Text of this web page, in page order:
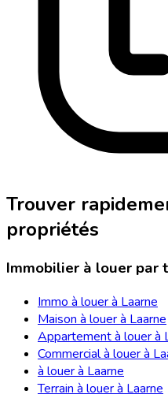
Trouver
propriétés
Immobilier à louer par
Immo à louer à Laarne
Maison à louer à Laarne
Appartement à louer à
Commercial à louer à
à louer à Laarne
Terrain à louer à Laarne